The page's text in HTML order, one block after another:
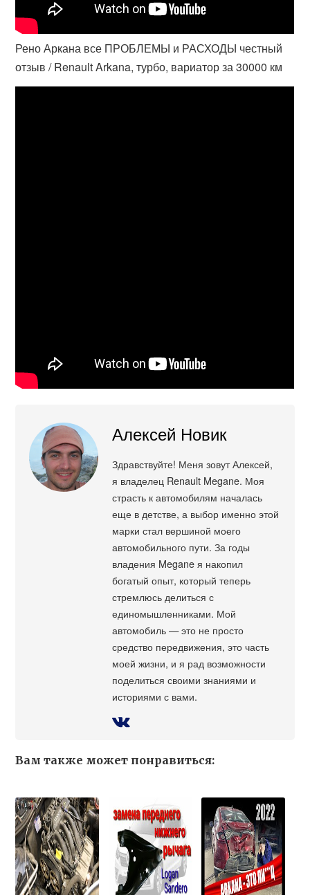
Рено Аркана все ПРОБЛЕМЫ и РАСХОДЫ честный
отзыв / Renault Arkana, турбо, вариатор за 30000 км
Алексей Новик
Здравствуйте! Меня зовут Алексей,
я владелец Renault Megane. Моя
страсть к автомобилям началась
еще в детстве, а выбор именно этой
марки стал вершиной моего
автомобильного пути. За годы
владения Megane я накопил
богатый опыт, который теперь
стремлюсь делиться с
единомышленниками. Мой
автомобиль — это не просто
средство передвижения, это часть
моей жизни, и я рад возможности
поделиться своими знаниями и
историями с вами.
Вам также может понравиться: